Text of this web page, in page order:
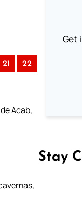
21 22
Acab,
Get
Stay